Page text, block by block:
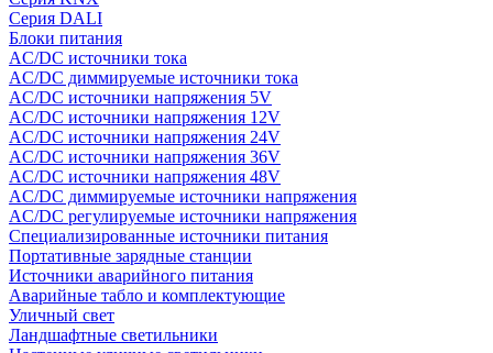
Серия DALI
Блоки питания
AC/DC источники тока
AC/DC диммируемые источники тока
AC/DC источники напряжения 5V
AC/DC источники напряжения 12V
AC/DC источники напряжения 24V
AC/DC источники напряжения 36V
AC/DC источники напряжения 48V
AC/DC диммируемые источники напряжения
AC/DC регулируемые источники напряжения
Специализированные источники питания
Портативные зарядные станции
Источники аварийного питания
Аварийные табло и комплектующие
Уличный свет
Ландшафтные светильники